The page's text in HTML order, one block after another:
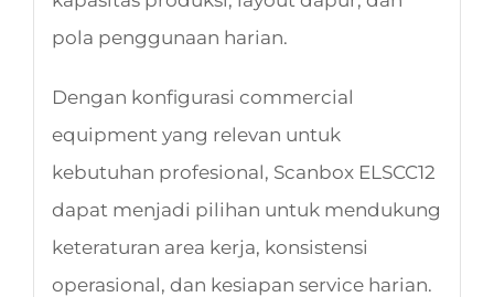
pola penggunaan harian.
Dengan konfigurasi commercial
equipment yang relevan untuk
kebutuhan profesional, Scanbox ELSCC12
dapat menjadi pilihan untuk mendukung
keteraturan area kerja, konsistensi
operasional, dan kesiapan service harian.